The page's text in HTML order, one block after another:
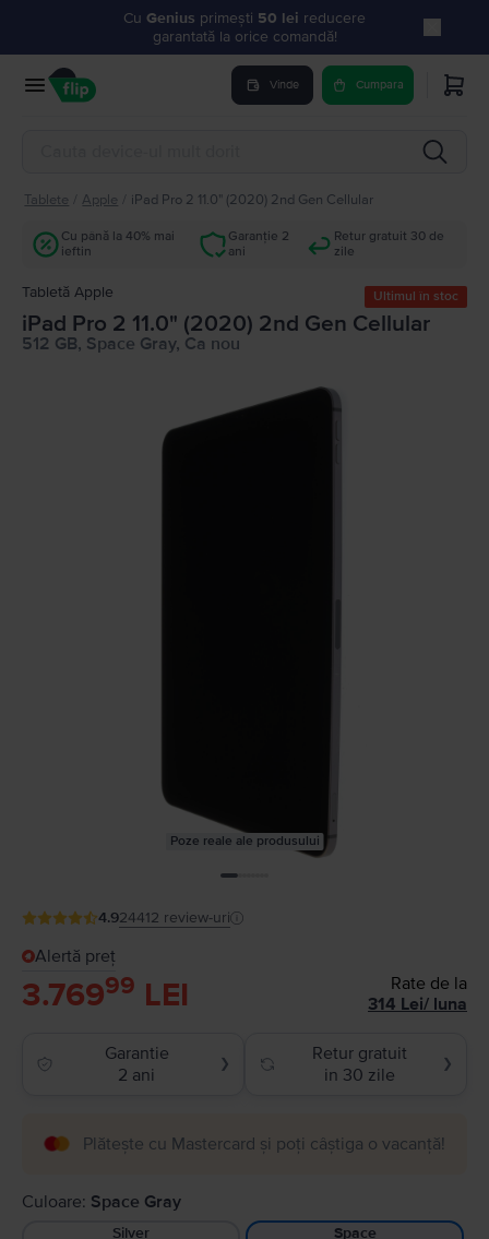
Cu Genius primești 50 lei reducere
garantată la orice comandă!
Vinde Cumpara
Tablete Apple iPad Pro 2 11.0" (2020) 2nd Gen Cellular
Cu până la 40% mai
ieftin
Garanție 2
ani
Retur gratuit 30 de
zile
Tabletă Apple Ultimul în stoc
iPad Pro 2 11.0" (2020) 2nd Gen Cellular
512 GB, Space Gray, Ca nou
Poze reale ale produsului
4.924412 review-uri
Alertă preț
3.76999 LEI
Rate de la
314 Lei/ luna
Garantie
2 ani
❯
Retur gratuit
in 30 zile
❯
Plătește cu Mastercard și poți câștiga o vacanță!
Culoare: Space Gray
Silver Space